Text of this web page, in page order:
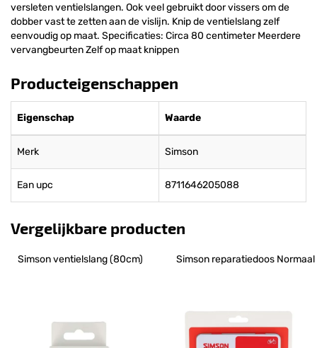
versleten ventielslangen. Ook veel gebruikt door vissers om de
dobber vast te zetten aan de vislijn. Knip de ventielslang zelf
eenvoudig op maat. Specificaties: Circa 80 centimeter Meerdere
vervangbeurten Zelf op maat knippen
Producteigenschappen
Eigenschap Waarde
Merk Simson
Ean upc 8711646205088
Vergelijkbare producten
Simson ventielslang (80cm) Simson reparatiedoos Normaal